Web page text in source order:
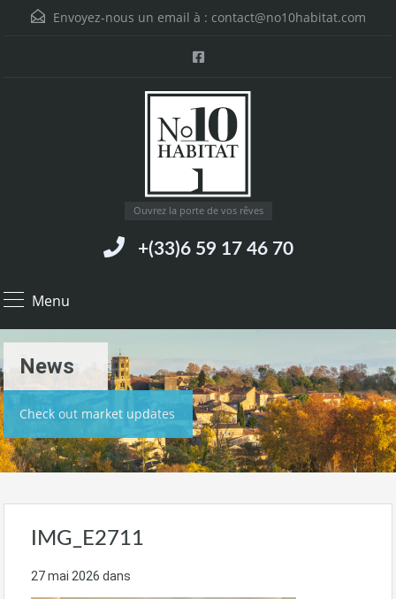
Envoyez-nous un email à : contact@no10habitat.com
Ouvrez la porte de vos rêves
+(33)6 59 17 46 70
Menu
News
Check out market updates
IMG_E2711
27 mai 2026 dans